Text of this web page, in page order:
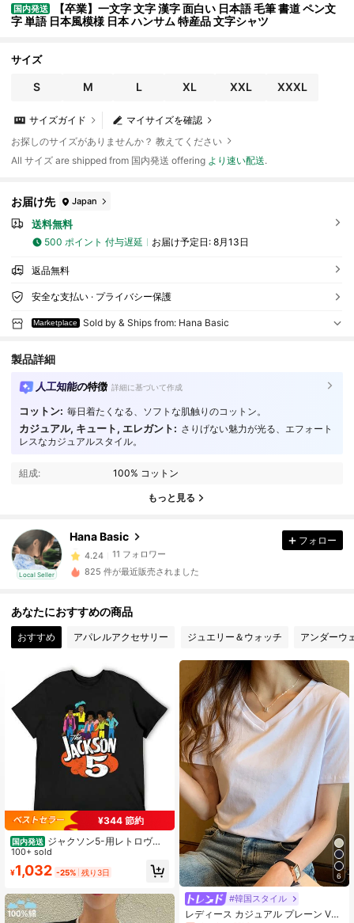
国内発送
【卒業】一文字 文字 漢字 面白い 日本語 毛筆 書道 ペン文
字 単語 日本風模様 日本 ハンサム 特産品 文字シャツ
サイズ
S M L XL XXL XXXL
マイサイズを確認
サイズガイド
お探しのサイズがありませんか？ 教えてください
All サイズ are shipped from 国内発送 offering より速い配送.
お届け先 Japan
送料無料
500 ポイント 付与遅延 お届け予定日: 8月13日
返品無料
安全な支払い · プライバシー保護
Marketplace Sold by & Ships from: Hana Basic
製品詳細
人工知能の特徴 詳細に基づいて作成
コットン: 毎日着たくなる、ソフトな肌触りのコットン。
カジュアル, キュート, エレガント: さりげない魅力が光る、エフォート
レスなカジュアルスタイル。
組成: 100% コットン
もっと見る
Local Seller
Hana Basic
4.24 11 フォロワー
11 フォロワー
11 フォロワー
4.24
4.24 11 フォロワー
11 フォロワー
4.24 11 フォロワー
フォロー
825 件が最近販売されました
あなたにおすすめの商品
おすすめ アパレルアクセサリー ジュエリー＆ウォッチ アンダーウ
¥344 節約
国内発送 ジャクソン5-用レトロヴィ
ンテージ漫画Tシャツ,1970sユーズド
加工グラフィック,カワイイ服,スウェ
ットシャツ,スウェットシャツ
100+ sold
¥1,032 -25% 残り3日 6
#韓国スタイル
レディース カジュアル プレーン Vネ